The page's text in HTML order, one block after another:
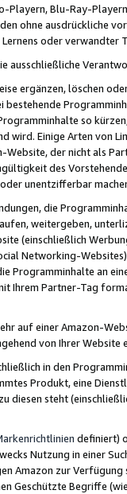
Blu-Ray-
ohne ausdrückliche
oder
ausschließliche
ergänzen, löschen
so
wird. Einige Arten von
der nicht als
des
unentzifferbar
die
weitergeben,
(einschließlich
Networking-
Programminhalte an
Ihrem Partner-Tag
auf einer Amazon-
von Ihrer
in den
Produkt, eine
diesen steht
definiert)
Nutzung in einer
Amazon zur
Geschützte Begriffe